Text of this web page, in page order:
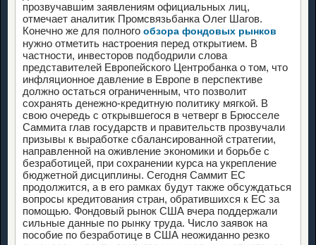
прозвучавшим заявлениям официальных лиц,
отмечает аналитик Промсвязьбанка Олег Шагов.
Конечно же для полного обзора фондовых рынков
нужно отметить настроения перед открытием. В
частности, инвесторов подбодрили слова
представителей Европейского Центробанка о том, что
инфляционное давление в Европе в перспективе
должно остаться ограниченным, что позволит
сохранять денежно-кредитную политику мягкой. В
свою очередь с открывшегося в четверг в Брюсселе
Саммита глав государств и правительств прозвучали
призывы к выработке сбалансированной стратегии,
направленной на оживление экономики и борьбе с
безработицей, при сохранении курса на укрепление
бюджетной дисциплины. Сегодня Саммит ЕС
продолжится, а в его рамках будут также обсуждаться
вопросы кредитования стран, обратившихся к ЕС за
помощью. Фондовый рынок США вчера поддержали
сильные данные по рынку труда. Число заявок на
пособие по безработице в США неожиданно резко